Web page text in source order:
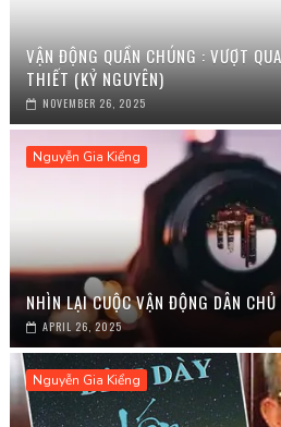
VẬN ĐỘNG QUẦN CHÚNG : VƯỢT
THIẾT (KỶ NGUYÊN)
NOVEMBER 26, 2025
Nguyễn Gia Kiểng
NHÌN LẠI CUỘC VẬN ĐỘNG DÂN
APRIL 26, 2025
Nguyễn Gia Kiểng